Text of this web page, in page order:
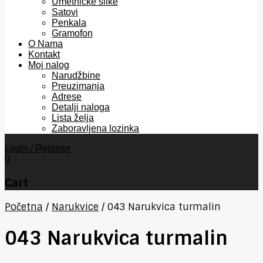
Satovi
Penkala
Gramofon
O Nama
Kontakt
Moj nalog
Narudžbine
Preuzimanja
Adrese
Detalji naloga
Lista želja
Zaboravljena lozinka
Login / Register
0
Cart
Početna / Narukvice / 043 Narukvica turmalin
043 Narukvica turmalin